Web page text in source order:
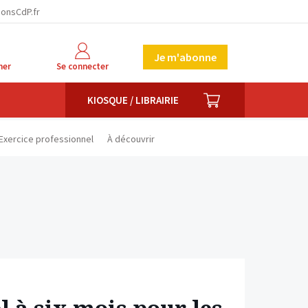
Se connecter
Je m'abonne
KIOSQUE / LIBRAIRIE PANIER
professionnel À découvrir